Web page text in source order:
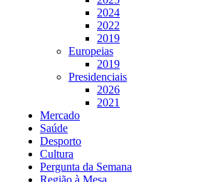
2024
2022
2019
Europeias
2019
Presidenciais
2026
2021
Mercado
Saúde
Desporto
Cultura
Pergunta da Semana
Região à Mesa